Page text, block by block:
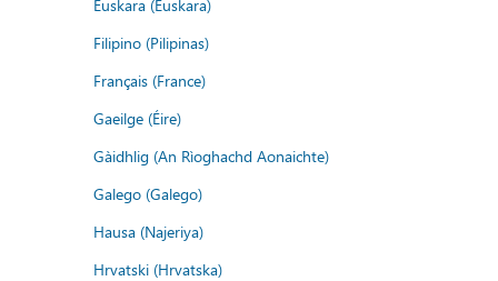
Euskara (Euskara)
Filipino (Pilipinas)
Français (France)
Gaeilge (Éire)
Gàidhlig (An Rìoghachd Aonaichte)
Galego (Galego)
Hausa (Najeriya)
Hrvatski (Hrvatska)